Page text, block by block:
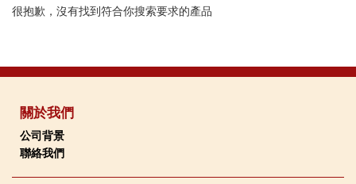
很抱歉，沒有找到符合你搜索要求的產品
關於我們
公司背景
聯絡我們